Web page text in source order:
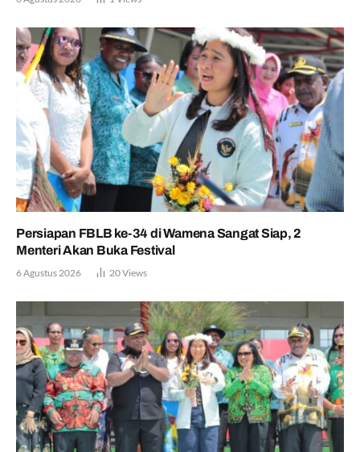
Persiapan FBLB ke-34 di Wamena Sangat Siap, 2
Menteri Akan Buka Festival
6 Agustus 2026 20Views